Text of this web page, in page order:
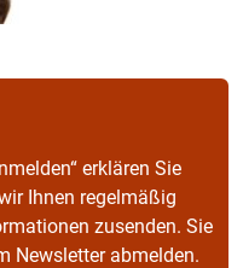
erklären Sie
Ihnen regelmäßig
zusenden. Sie
Newsletter abmelden.